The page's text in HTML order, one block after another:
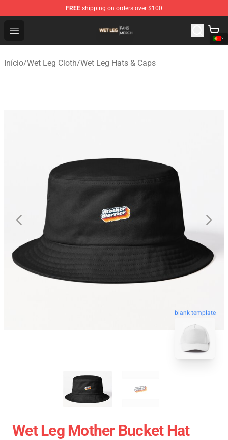
FREE shipping on orders over $100
Open menu
Wet Leg Shop - Official Wet Leg Merchandise Store
Início/Wet Leg Cloth/Wet Leg Hats & Caps
blank template
Wet Leg Mother Bucket Hat